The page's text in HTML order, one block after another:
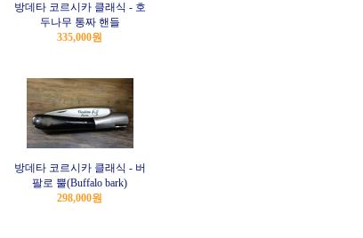
방데타 코르시카 클래식 - 호
두나무 통짜 핸들
335,000원
방데타 코르시카 클래식 - 버
팔로 뿔(Buffalo bark)
298,000원